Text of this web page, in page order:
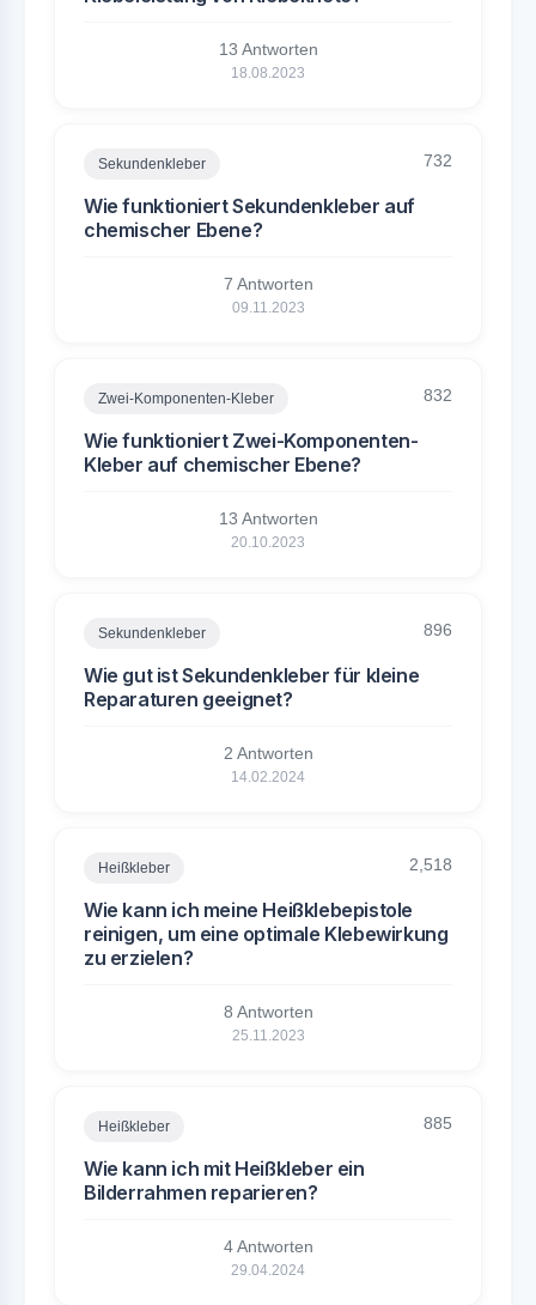
13 Antworten
18.08.2023
Sekundenkleber 732
Wie funktioniert Sekundenkleber auf
chemischer Ebene?
7 Antworten
09.11.2023
Zwei-Komponenten-Kleber 832
Wie funktioniert Zwei-Komponenten-
Kleber auf chemischer Ebene?
13 Antworten
20.10.2023
Sekundenkleber 896
Wie gut ist Sekundenkleber für kleine
Reparaturen geeignet?
2 Antworten
14.02.2024
Heißkleber 2,518
Wie kann ich meine Heißklebepistole
reinigen, um eine optimale Klebewirkung
zu erzielen?
8 Antworten
25.11.2023
Heißkleber 885
Wie kann ich mit Heißkleber ein
Bilderrahmen reparieren?
4 Antworten
29.04.2024